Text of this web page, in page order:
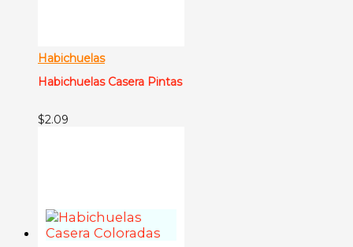
Habichuelas
Habichuelas Casera Pintas
$2.09